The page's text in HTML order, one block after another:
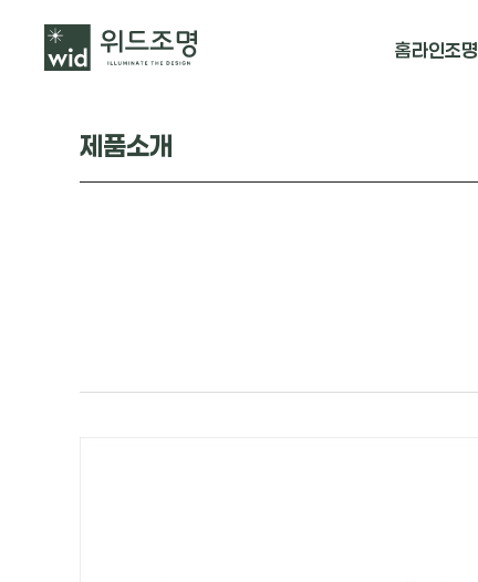
홈라인조명
펜던트
제품소개